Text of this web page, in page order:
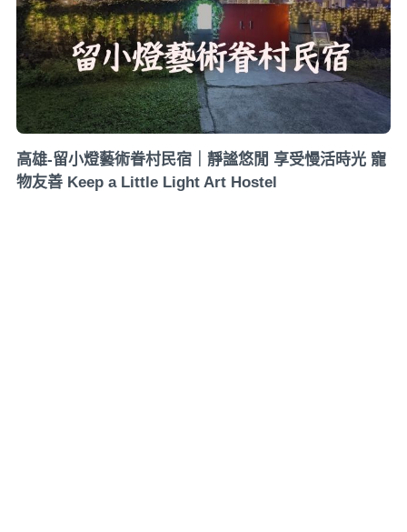
高雄-留小燈藝術眷村民宿｜靜謐悠閒 享受慢活時光 寵
物友善 Keep a Little Light Art Hostel